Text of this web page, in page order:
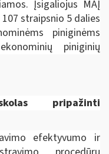
Įsigaliojus MAĮ
straipsnio 5 dalies
piniginėms
piniginių
pripažinti
efektyvumo ir